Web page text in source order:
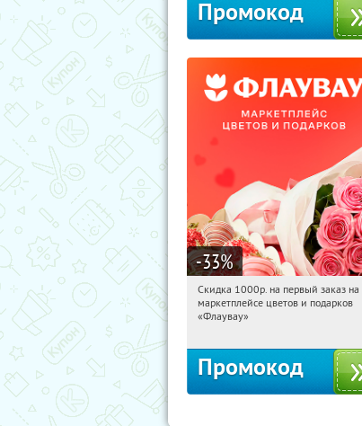
Промокод
-33%
13:23:25 Получили:
Россия
Скидка 1000р. на первый заказ на
маркетплейсе цветов и подарков
«Флаувау»
Промокод